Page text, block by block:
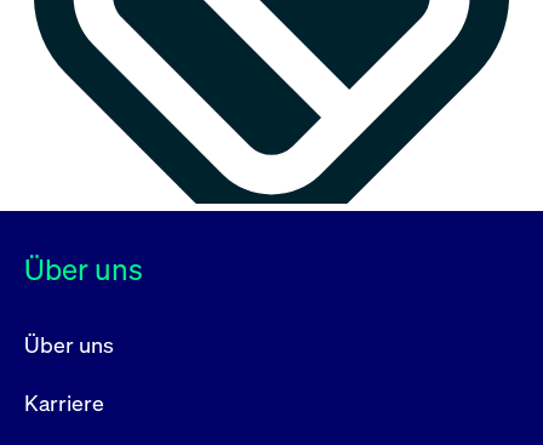
Über uns
Über uns
Karriere